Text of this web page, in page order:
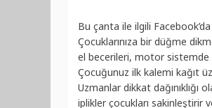
Bu çanta ile ilgili
Çocuklarınıza bir düğme
el becerileri, motor sistemde
Çocuğunuz ilk kalemi kağıt
Uzmanlar dikkat
iplikler çocukları sakinleştirir